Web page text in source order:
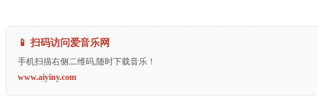
📱 扫码访问爱音乐网
手机扫描右侧二维码,随时下载音乐！
www.aiyiny.com